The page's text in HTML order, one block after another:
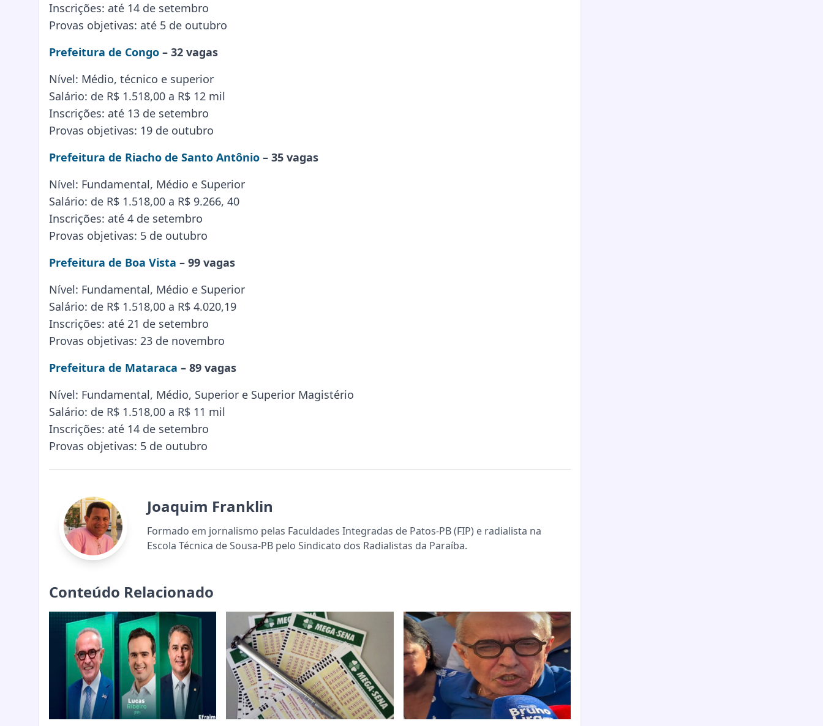
Inscrições: até 14 de setembro
Provas objetivas: até 5 de outubro
Prefeitura de Congo – 32 vagas
Nível: Médio, técnico e superior
Salário: de R$ 1.518,00 a R$ 12 mil
Inscrições: até 13 de setembro
Provas objetivas: 19 de outubro
Prefeitura de Riacho de Santo Antônio – 35 vagas
Nível: Fundamental, Médio e Superior
Salário: de R$ 1.518,00 a R$ 9.266, 40
Inscrições: até 4 de setembro
Provas objetivas: 5 de outubro
Prefeitura de Boa Vista – 99 vagas
Nível: Fundamental, Médio e Superior
Salário: de R$ 1.518,00 a R$ 4.020,19
Inscrições: até 21 de setembro
Provas objetivas: 23 de novembro
Prefeitura de Mataraca – 89 vagas
Nível: Fundamental, Médio, Superior e Superior Magistério
Salário: de R$ 1.518,00 a R$ 11 mil
Inscrições: até 14 de setembro
Provas objetivas: 5 de outubro
Joaquim Franklin
Formado em jornalismo pelas Faculdades Integradas de Patos-PB (FIP) e radialista na
Escola Técnica de Sousa-PB pelo Sindicato dos Radialistas da Paraíba.
Conteúdo Relacionado